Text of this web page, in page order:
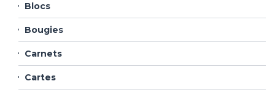
Blocs
Bougies
Carnets
Cartes